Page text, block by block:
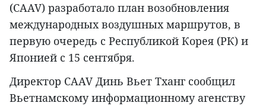
(CAAV) разработало план возобновления
международных воздушных маршрутов, в
первую очередь с Республикой Корея (РК) и
Японией с 15 сентября.
Директор CAAV Динь Вьет Тханг сообщил
Вьетнамскому информационному агенству